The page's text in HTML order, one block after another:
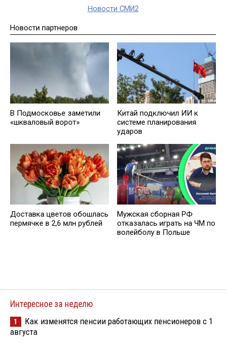
Новости СМИ2
Новости партнеров
В Подмосковье заметили
«шкваловый ворот»
Китай подключил ИИ к
системе планирования
ударов
Доставка цветов обошлась
пермячке в 2,6 млн рублей
Мужская сборная РФ
отказалась играть на ЧМ по
волейболу в Польше
Интересное за неделю
1
Как изменятся пенсии работающих пенсионеров с 1
августа